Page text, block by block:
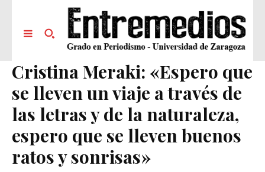
Cristina Meraki: «Espero que
se lleven un viaje a través de
las letras y de la naturaleza,
espero que se lleven buenos
ratos y sonrisas»